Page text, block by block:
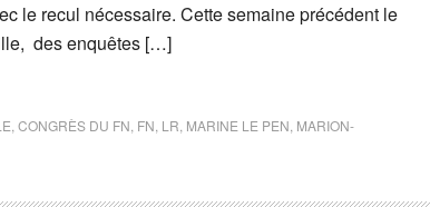
le recul nécessaire. Cette semaine précédent le
des enquêtes […]
CONGRÈS DU FN FN LR MARINE LE PEN MARION-